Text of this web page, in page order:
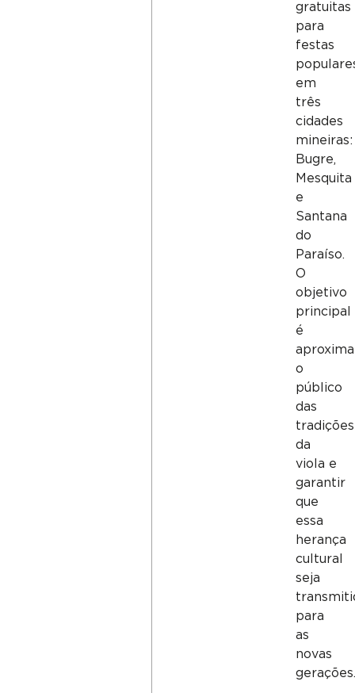
gratuitas
para
festas
em
três
cidades
mineiras:
Bugre,
Mesquita
e
Santana
do
Paraíso.
O
objetivo
principal
é
o
público
das
tradições
da
viola e
garantir
que
essa
herança
cultural
seja
para
as
novas